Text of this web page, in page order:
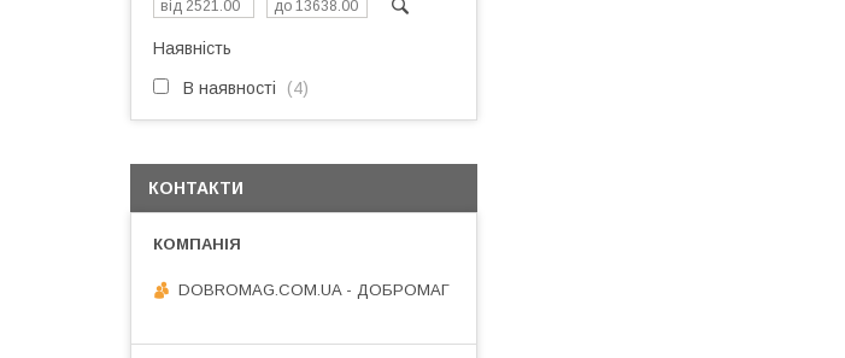
Наявність
В наявності 4
КОНТАКТИ
DOBROMAG.COM.UA - ДОБРОМАГ